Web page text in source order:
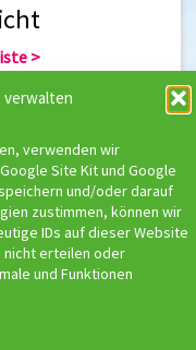
verwalten
verwenden wir
Site Kit und Google
und/oder darauf
zustimmen, können wir
IDs auf dieser Website
nicht erteilen oder
und Funktionen
>
>
>
>